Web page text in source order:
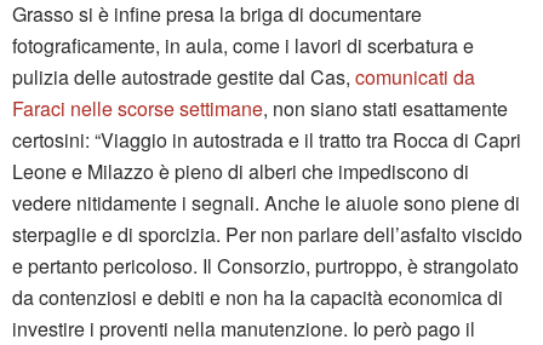
Grasso si è infine presa la briga di documentare
fotograficamente, in aula, come i lavori di scerbatura e
pulizia delle autostrade gestite dal Cas, comunicati da
Faraci nelle scorse settimane, non siano stati esattamente
certosini: “Viaggio in autostrada e il tratto tra Rocca di Capri
Leone e Milazzo è pieno di alberi che impediscono di
vedere nitidamente i segnali. Anche le aiuole sono piene di
sterpaglie e di sporcizia. Per non parlare dell’asfalto viscido
e pertanto pericoloso. Il Consorzio, purtroppo, è strangolato
da contenziosi e debiti e non ha la capacità economica di
investire i proventi nella manutenzione. Io però pago il